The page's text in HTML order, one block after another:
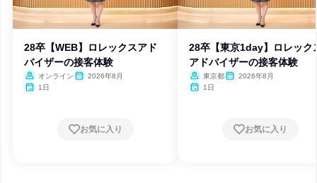
28卒【WEB】ロレックスアド
バイザーの接客体験
オンライン
2026年8月
1日
お気に入り
28卒【東京1day】ロレック
アドバイザーの接客体験
東京都
2026年8月
1日
お気に入り